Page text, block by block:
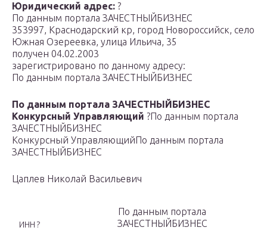
Юридический адрес: ?
По данным портала ЗАЧЕСТНЫЙБИЗНЕС
353997, Краснодарский кр, город Новороссийск, село
Южная Озереевка, улица Ильича, 35
получен 04.02.2003
зарегистрировано по данному адресу:
По данным портала ЗАЧЕСТНЫЙБИЗНЕС
По данным портала ЗАЧЕСТНЫЙБИЗНЕС
Конкурсный Управляющий ?По данным портала
ЗАЧЕСТНЫЙБИЗНЕС
Конкурсный УправляющийПо данным портала
ЗАЧЕСТНЫЙБИЗНЕС
Цаплев Николай Васильевич
ИНН ?
По данным портала
ЗАЧЕСТНЫЙБИЗНЕС